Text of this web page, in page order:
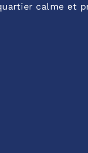
calme et